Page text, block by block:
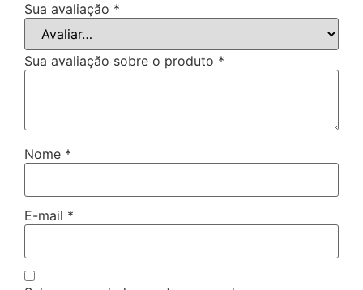
Sua avaliação *
Sua avaliação sobre o produto *
Nome *
E-mail *